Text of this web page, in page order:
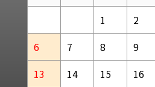
1 2
6
7 8 9
13
14 15 16